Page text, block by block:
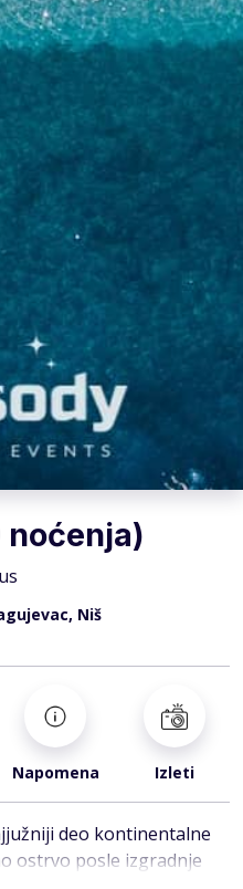
Niš
Napomena Izleti
deo kontinentalne
ostrvo posle izgradnje